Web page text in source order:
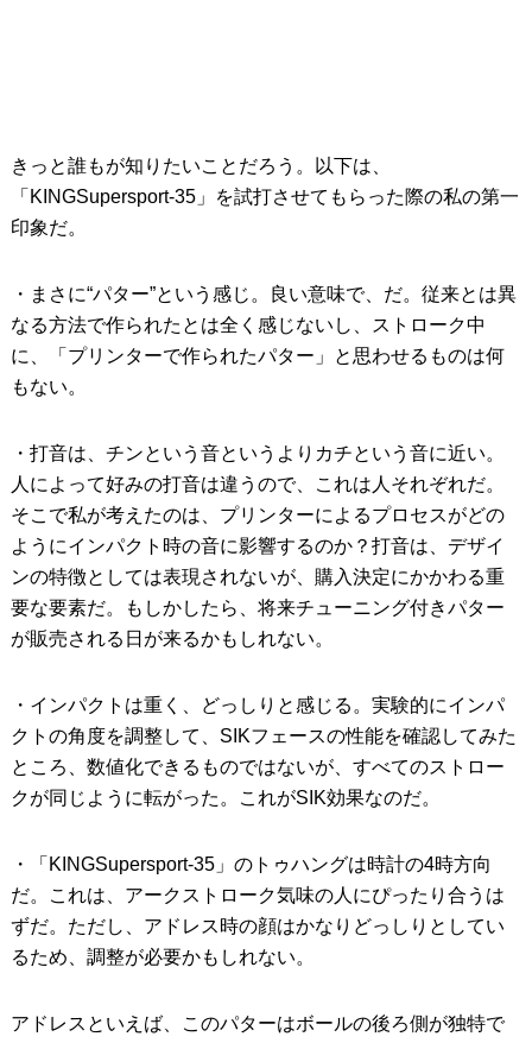
きっと誰もが知りたいことだろう。以下は、
「KINGSupersport-35」を試打させてもらった際の私の第一
印象だ。
・まさに“パター”という感じ。良い意味で、だ。従来とは異
なる方法で作られたとは全く感じないし、ストローク中
に、「プリンターで作られたパター」と思わせるものは何
もない。
・打音は、チンという音というよりカチという音に近い。
人によって好みの打音は違うので、これは人それぞれだ。
そこで私が考えたのは、プリンターによるプロセスがどの
ようにインパクト時の音に影響するのか？打音は、デザイ
ンの特徴としては表現されないが、購入決定にかかわる重
要な要素だ。もしかしたら、将来チューニング付きパター
が販売される日が来るかもしれない。
・インパクトは重く、どっしりと感じる。実験的にインパ
クトの角度を調整して、SIKフェースの性能を確認してみた
ところ、数値化できるものではないが、すべてのストロー
クが同じように転がった。これがSIK効果なのだ。
・「KINGSupersport-35」のトゥハングは時計の4時方向
だ。これは、アークストローク気味の人にぴったり合うは
ずだ。ただし、アドレス時の顔はかなりどっしりとしてい
るため、調整が必要かもしれない。
アドレスといえば、このパターはボールの後ろ側が独特で